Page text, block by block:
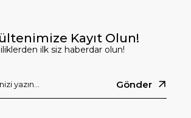
Kayıt Olun!
ilk siz haberdar olun!
Gönder